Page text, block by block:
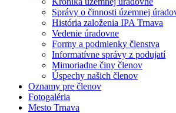
Správy o činnosti územnej
História založenia IPA Trnava
Vedenie úradovne
Formy a podmienky členstva
Informatívne správy z podujatí
Mimoriadne činy členov
Úspechy našich členov
Oznamy pre členov
Fotogaléria
Mesto Trnava